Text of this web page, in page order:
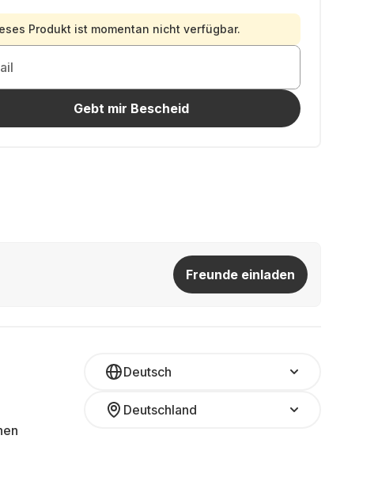
Produkt ist momentan nicht verfügbar.
Gebt mir Bescheid
Freunde einladen
Deutsch
Deutschland